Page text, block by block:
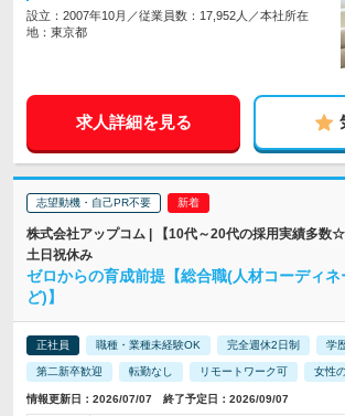
設立：2007年10月／従業員数：17,952人／本社所在
地：東京都
求人詳細を見る
志望動機・自己PR不要
株式会社アップコム | 【10代～20代の採用実績多数
土日祝休み
ゼロからの育成前提【総合職(人材コーディ
ど)】
正社員 職種・業種未経験OK 完全週休2日制 学
第二新卒歓迎 転勤なし リモートワーク可 女性
情報更新日：2026/07/07 終了予定日：2026/09/07